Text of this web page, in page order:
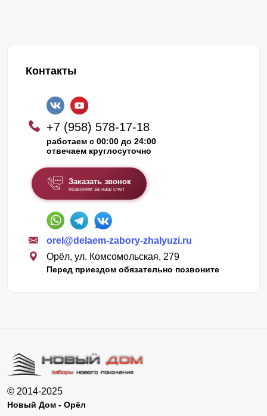
Контакты
+7 (958) 578-17-18
работаем с 00:00 до 24:00
отвечаем круглосуточно
Заказать звонок
позвоним за наш счет
orel@delaem-zabory-zhalyuzi.ru
Орёл, ул. Комсомольская, 279
Перед приездом обязательно позвоните
© 2014-2025
Новый Дом - Орёл